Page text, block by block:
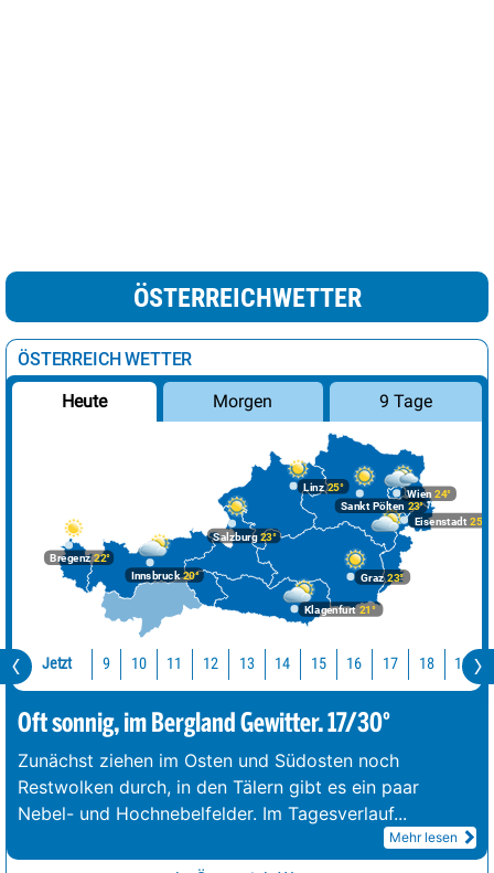
ÖSTERREICHWETTER
ÖSTERREICH WETTER
Heute Morgen 9 Tage
Bregenz22°
Graz23°
Innsbruck20°
Klagenfurt 21°
Linz25°
Salzburg23°
Wien 24°
Eisenstadt 25°
Sankt Pölten 23°
Jetzt 9 10 11 12 13 14 15 16 17 18 19
Oft sonnig, im Bergland Gewitter. 17/30°
Zunächst ziehen im Osten und Südosten noch
Restwolken durch, in den Tälern gibt es ein paar
Nebel- und Hochnebelfelder. Im Tagesverlauf...
Mehr lesen